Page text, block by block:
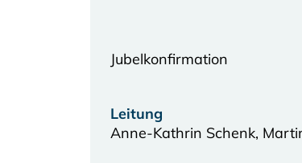
Jubelkonfirmation
Leitung
Anne-Kathrin Schenk,